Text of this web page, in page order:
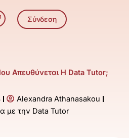
Σύνδεση
Απευθύνεται Η Data Tutor;
Alexandra Athanasakou
με την Data Tutor